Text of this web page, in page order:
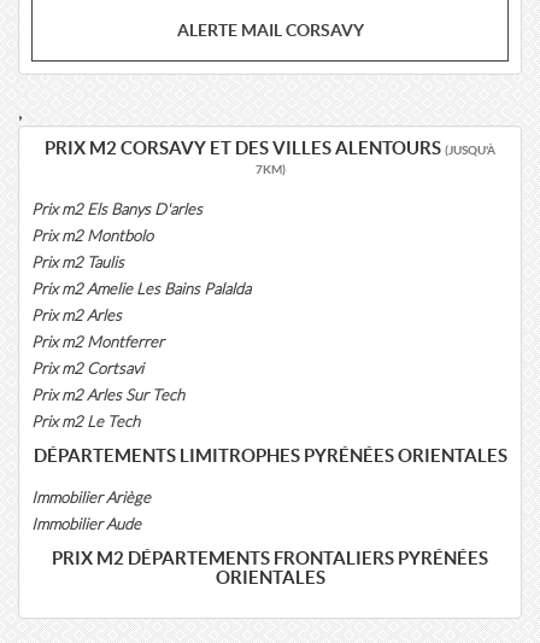
ALERTE MAIL CORSAVY
,
PRIX M2 CORSAVY ET DES VILLES ALENTOURS (JUSQU'À
7KM)
Prix m2 Els Banys D'arles
Prix m2 Montbolo
Prix m2 Taulis
Prix m2 Amelie Les Bains Palalda
Prix m2 Arles
Prix m2 Montferrer
Prix m2 Cortsavi
Prix m2 Arles Sur Tech
Prix m2 Le Tech
DÉPARTEMENTS LIMITROPHES PYRÉNÉES ORIENTALES
Immobilier Ariège
Immobilier Aude
PRIX M2 DÉPARTEMENTS FRONTALIERS PYRÉNÉES
ORIENTALES